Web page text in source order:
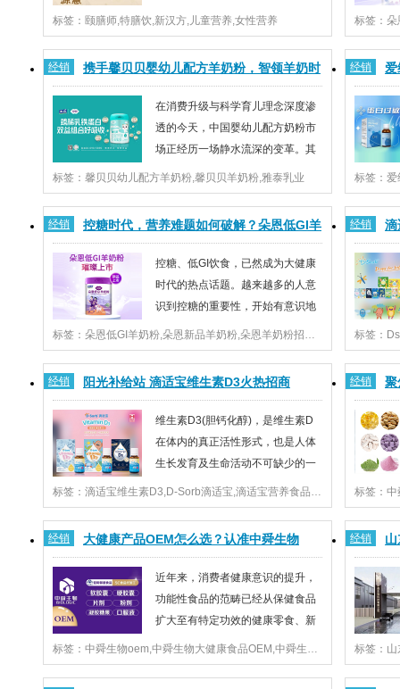
脚等养生法不断出圈，越来越多年
轻人对健康和中式养生的关注度提升，由内而外的养生
调理，开始占领年轻人的生活。这种趋势不仅体现在他
们自身的健康管理上，也延伸到了育儿营养的...
标签：颐膳师,特膳饮,新汉方,儿童营养,女性营养
兼顾营养
生”路上
升级正当
标签：朵
经销 携手馨贝贝婴幼儿配方羊奶粉，智领羊奶时
代，共赢增长未来在消费升级与科学育儿理念深度渗
透的今天，中国婴幼儿配方奶粉市
场正经历一场静水流深的变革。其
中，羊奶粉品类成为行业瞩目的增
长引擎。据尼尔森最新数据显示，羊奶粉市场年复合增
长率持续领跑整体婴配粉市场，市场份额逐年攀升。敏
锐的渠道伙伴们，此刻正是把握趋势、抢占羊...
标签：馨贝贝幼儿配方羊奶粉,馨贝贝羊奶粉,雅泰乳业
经销 爱
在牛奶蛋
如果不系
远期过敏
标签：爱
经销 控糖时代，营养难题如何破解？朵恩低GI羊
奶粉给你答案！控糖、低GI饮食，已然成为大健康
时代的热点话题。越来越多的人意
识到控糖的重要性，开始有意识地
减少糖分摄入，选择低GI食品。然
而，控糖路上并非一帆风顺，很多人面临着营养摄入不
足的困境：既要控制血糖，又要保证营养均衡，这似乎
成了一道难解的选择题。控糖路上，营养难题如...
标签：朵恩低GI羊奶粉,朵恩新品羊奶粉,朵恩羊奶粉招商,雅泰乳业
经销 滴
显示，
营养食
道活力提
经销 阳光补给站 滴适宝维生素D3火热招商
维生素D3(胆钙化醇)，是维生素D
在体内的真正活性形式，也是人体
生长发育及生命活动不可缺少的一
种物质。人体80-90%维生素D来
源于皮下组织中7-脱氢胆固醇，经阳光紫外线照射合成
维生素D3，但是，通过晒太阳的方式也有局限。由于人
们生活方式的转变以及饮食习惯上挑食等，导致目...
标签：滴适宝维生素D3,D-Sorb滴适宝,滴适宝营养食品,滴适宝招商
经销 聚
中
委发布
27.78%
势。健康
经销 大健康产品OEM怎么选？认准中舜生物
近年来，消费者健康意识的提升，
功能性食品的范畴已经从保健食品
扩大至有特定功效的健康零食、新
型饮品、代餐轻食等。当健康消费
成为人们新选择，品牌商面临的挑战将是如何为客户提
供市场喜欢的形状、口味和口感的产品。因此，越来越
标签：中舜生物oem,中舜生物大健康食品OEM,中舜生物招商
经销
助
工方式层
型要求。